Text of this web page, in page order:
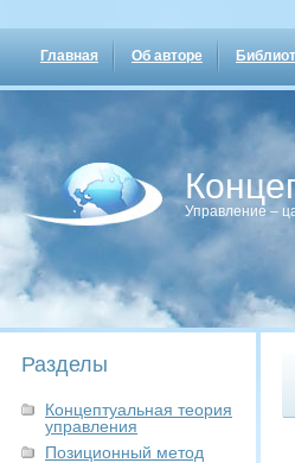
Главная Об авторе
Управление –
Разделы
Концептуальная теория
управления
Позиционный метод